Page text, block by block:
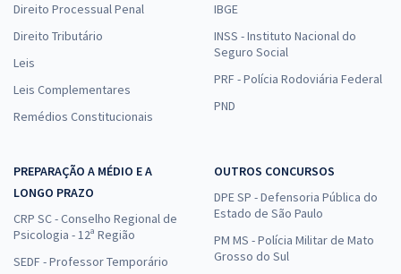
Direito Processual Penal
Direito Tributário
Leis
Leis Complementares
Remédios Constitucionais
IBGE
INSS - Instituto Nacional do
Seguro Social
PRF - Polícia Rodoviária Federal
PND
PREPARAÇÃO A MÉDIO E A
LONGO PRAZO
CRP SC - Conselho Regional de
Psicologia - 12ª Região
SEDF - Professor Temporário
OUTROS CONCURSOS
DPE SP - Defensoria Pública do
Estado de São Paulo
PM MS - Polícia Militar de Mato
Grosso do Sul